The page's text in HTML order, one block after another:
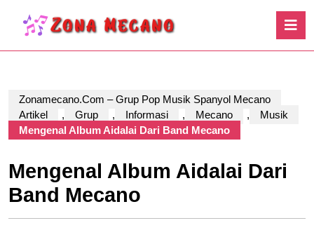
content
Zonamecano.Com – Grup Pop Musik Spanyol Mecano
Artikel
, Grup , Informasi , Mecano ,
Musik
Mengenal Album Aidalai Dari Band Mecano
Mengenal Album Aidalai Dari
Band Mecano